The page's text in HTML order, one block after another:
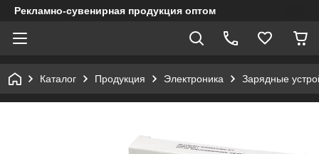
Рекламно-сувенирная продукция оптом
Каталог Продукция Электроника Зарядные